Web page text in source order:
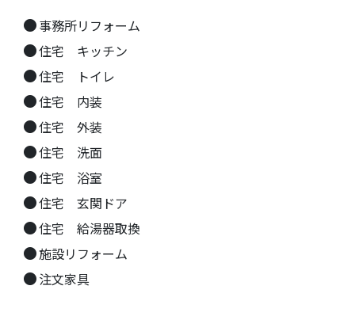
事務所リフォーム
住宅 キッチン
住宅 トイレ
住宅 内装
住宅 外装
住宅 洗面
住宅 浴室
住宅 玄関ドア
住宅 給湯器取換
施設リフォーム
注文家具